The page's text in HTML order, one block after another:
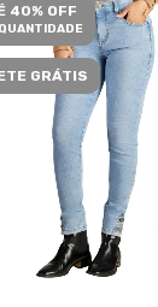
40% OFF
GRÁTIS